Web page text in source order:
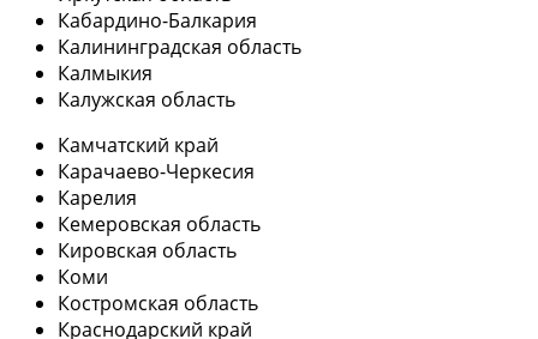
Кабардино-Балкария
Калининградская область
Калмыкия
Калужская область
Камчатский край
Карачаево-Черкесия
Карелия
Кемеровская область
Кировская область
Коми
Костромская область
Краснодарский край